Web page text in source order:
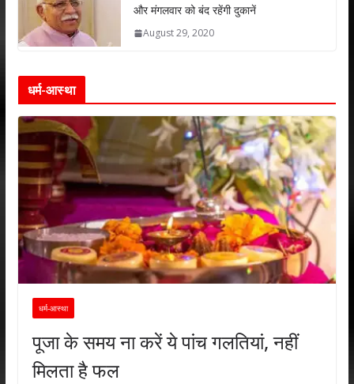
और मंगलवार को बंद रहेंगी दुकानें
August 29, 2020
धर्म-आस्था
धर्म-आस्था
पूजा के समय ना करें ये पांच गलतियां, नहीं
मिलता है फल